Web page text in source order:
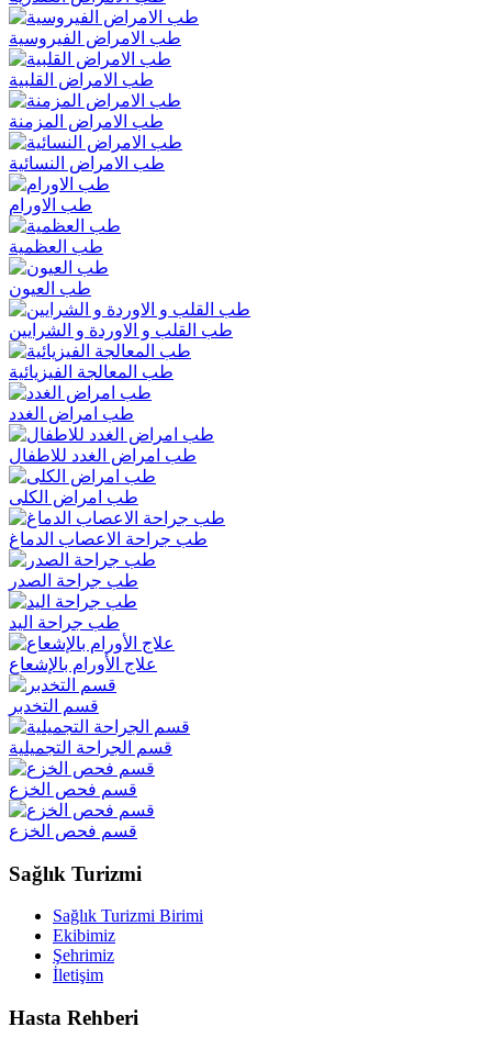
طب الامراض الفيروسية
طب الامراض القلبية
طب الامراض المزمنة
طب الامراض النسائية
طب الاورام
طب العظمية
طب العيون
طب القلب و الاوردة و الشرايين
طب المعالجة الفيزيائية
طب امراض الغدد
طب امراض الغدد للاطفال
طب امراض الكلى
طب جراحة الاعصاب الدماغ
طب جراحة الصدر
طب جراحة اليد
علاج الأورام بالإشعاع
قسم التخدبر
قسم الجراحة التجميلية
قسم فحص الخزع
قسم فحص الخزع
Sağlık Turizmi
Sağlık Turizmi Birimi
Ekibimiz
Şehrimiz
İletişim
Hasta Rehberi